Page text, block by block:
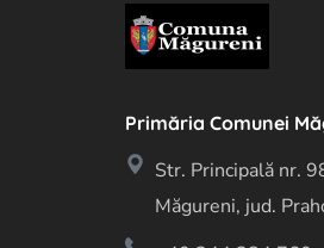
Primăria Comunei
Str. Principală nr.
Măgureni, jud.